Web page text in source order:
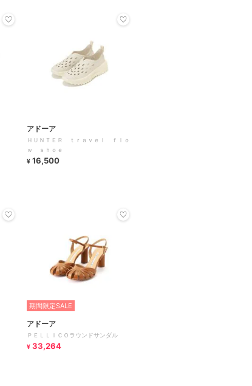
アドーア
ＨＵＮＴＥＲ ｔｒａｖｅｌ ｆｌｏ
ｗ ｓｈｏｅ
¥ 16,500
期間限定SALE
アドーア
ＰＥＬＬＩＣＯラウンドサンダル
¥ 33,264